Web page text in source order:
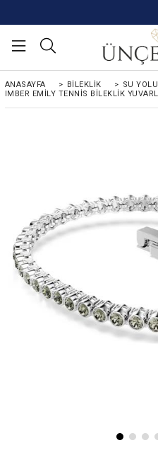
ANASAYFA > BILEKLIK > SU
IMBER EMILY TENNIS BILEKLIK